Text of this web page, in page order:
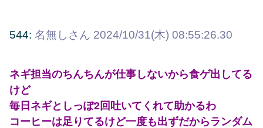
544: 名無しさん 2024/10/31(木) 08:55:26.30
ネギ担当のちんちんが仕事しないから食ゲ出してる
けど
毎日ネギとしっぽ2回吐いてくれて助かるわ
コーヒーは足りてるけど一度も出ずだからランダム